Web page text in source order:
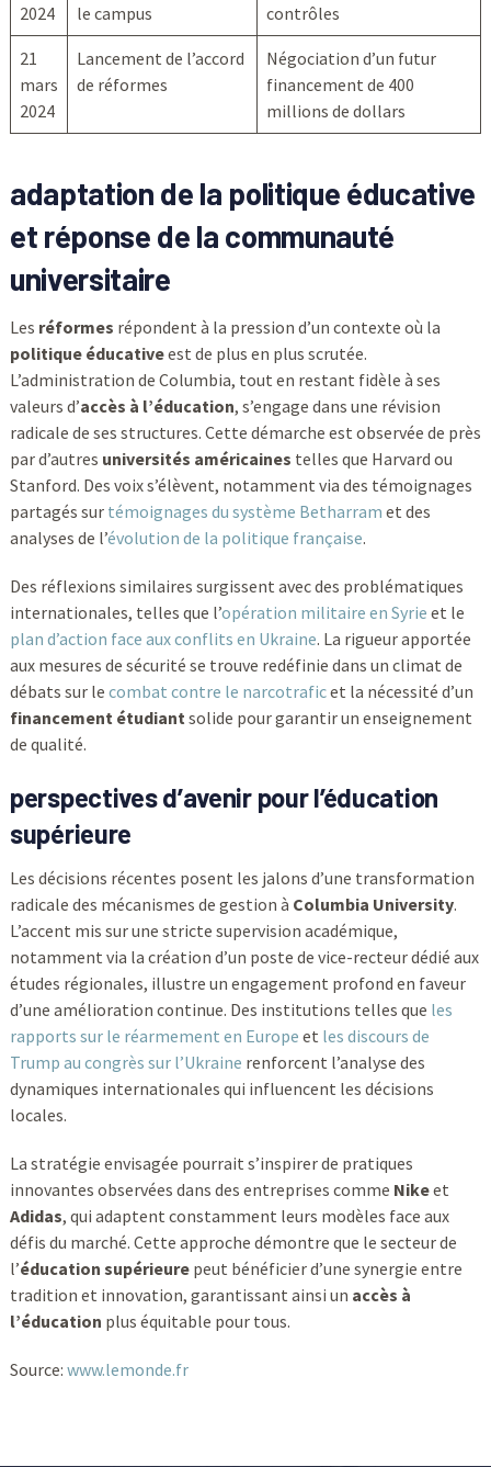
2024
le campus
contrôles
21
mars
2024
Lancement de l’accord
de réformes
Négociation d’un futur
financement de 400
millions de dollars
adaptation de la politique éducative
et réponse de la communauté
universitaire
Les réformes répondent à la pression d’un contexte où la
politique éducativeest de plus en plus scrutée.
L’administration de Columbia, tout en restant fidèle à ses
valeurs d’accès à l’éducation, s’engage dans une révision
radicale de ses structures. Cette démarche est observée de près
par d’autres universités américaines telles que Harvard ou
Stanford. Des voix s’élèvent, notamment via des témoignages
partagés sur témoignages du système Betharram et des
analyses de l’évolution de la politique française.
Des réflexions similaires surgissent avec des problématiques
internationales, telles que l’opération militaire en Syrie et le
plan d’action face aux conflits en Ukraine. La rigueur apportée
aux mesures de sécurité se trouve redéfinie dans un climat de
débats sur le combat contre le narcotraficet la nécessité d’un
financement étudiantsolide pour garantir un enseignement
de qualité.
perspectives d’avenir pour l’éducation
supérieure
Les décisions récentes posent les jalons d’une transformation
radicale des mécanismes de gestion à Columbia University.
L’accent mis sur une stricte supervision académique,
notamment via la création d’un poste de vice-recteur dédié aux
études régionales, illustre un engagement profond en faveur
d’une amélioration continue. Des institutions telles que les
rapports sur le réarmement en Europe et les discours de
Trump au congrès sur l’Ukraine renforcent l’analyse des
dynamiques internationales qui influencent les décisions
locales.
La stratégie envisagée pourrait s’inspirer de pratiques
innovantes observées dans des entreprises comme Nikeet
Adidas, qui adaptent constamment leurs modèles face aux
défis du marché. Cette approche démontre que le secteur de
l’éducation supérieurepeut bénéficier d’une synergie entre
tradition et innovation, garantissant ainsi un accès à
l’éducation plus équitable pour tous.
Source: www.lemonde.fr